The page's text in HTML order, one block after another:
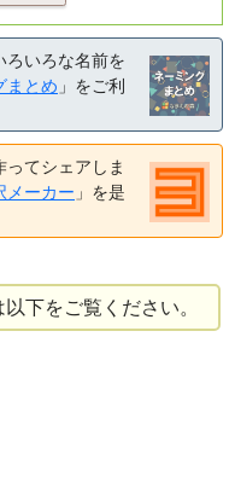
ろいろな名前を
まとめ 」をご利
ってシェアしま
メーカー 」を是
下をご覧ください。